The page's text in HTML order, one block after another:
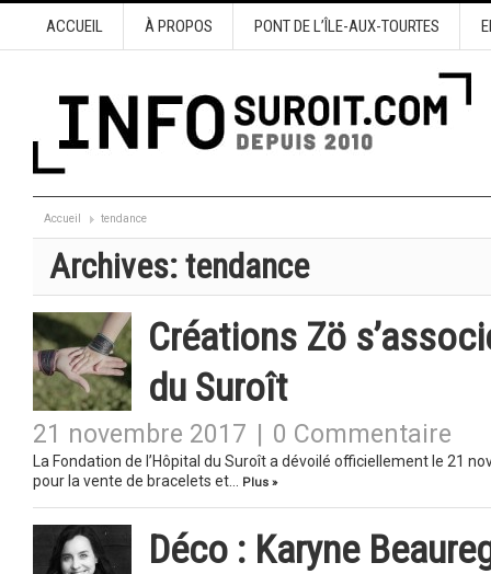
ACCUEIL À PROPOS PONT DE L’ÎLE-AUX-TOURTES
Accueil tendance
Archives:tendance
Créations Zö
du Suroît
21 novembre 2017 0 Commentaire
La Fondation de l’Hôpital du Suroît a dévoilé officiellement le 21
pour la vente de bracelets et…
Plus »
Déco : Karyne